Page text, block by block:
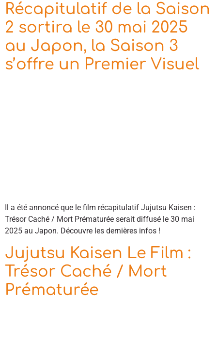
Récapitulatif de la Saison
2 sortira le 30 mai 2025
au Japon, la Saison 3
s’offre un Premier Visuel
Il a été annoncé que le film récapitulatif Jujutsu Kaisen :
Trésor Caché / Mort Prématurée serait diffusé le 30 mai
2025 au Japon. Découvre les dernières infos !
Jujutsu Kaisen Le Film :
Trésor Caché / Mort
Prématurée